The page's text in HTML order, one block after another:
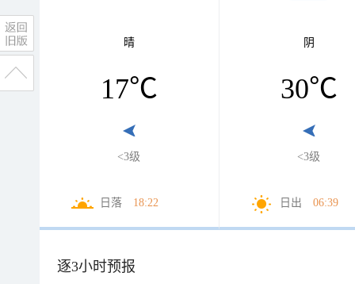
晴
17℃
<3级
日落 18:22
阴
30℃
<3级
日出 06:39
逐3小时预报